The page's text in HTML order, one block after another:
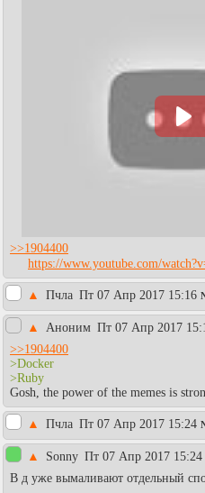
>>1904400
https://www.youtube.com/
▲ Пчла Пт 07 Апр 2017 15:16
▲ Аноним Пт 07 Апр 2017
>>1904400
>Docker
>Ruby
Gosh, the power of the memes is
▲ Пчла Пт 07 Апр 2017 15:24
▲ Sonny Пт 07 Апр 2017 15:24
В д уже вымаливают отдельный